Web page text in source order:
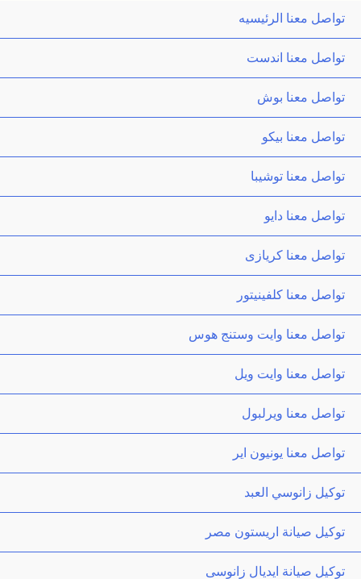
تواصل معنا الرئيسيه
تواصل معنا اندست
تواصل معنا بوش
تواصل معنا بيكو
تواصل معنا توشيبا
تواصل معنا دايو
تواصل معنا كريازى
تواصل معنا كلفينيتور
تواصل معنا وايت وستنج هوس
تواصل معنا وايت ويل
تواصل معنا ويرلبول
تواصل معنا يونيون اير
توكيل زانوسي العبد
توكيل صيانة اريستون مصر
توكيل صيانة ايديال زانوسى